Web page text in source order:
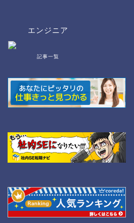
エンジニア
記事一覧